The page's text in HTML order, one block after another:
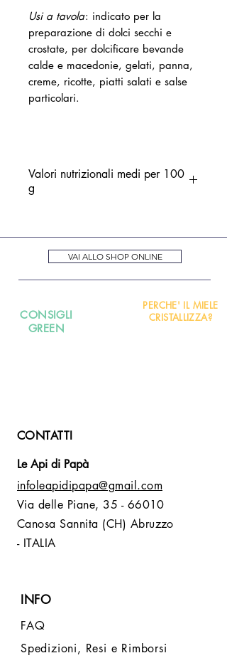
Usi a tavola: indicato per la
preparazione di dolci secchi e
crostate, per dolcificare bevande
calde e macedonie, gelati, panna,
creme, ricotte, piatti salati e salse
particolari.
Valori nutrizionali medi per 100
g
Grassi 0,1 g di cui acidi grassi
saturi 0,0 g
Carboidrati 75,2 g di cui zuccheri
Proteine 0,5 g
Sale 0,01 g
VAI ALLO SHOP ONLINE
CONSIGLI
GREEN
PERCHE' IL MIELE
CRISTALLIZZA?
CONTATTI
Le Api di Papà
infoleapidipapa@gmail.com
Via delle Piane, 35 - 66010
Canosa Sannita (CH) Abruzzo
- ITALIA
INFO
FAQ
Spedizioni, Resi e Rimborsi